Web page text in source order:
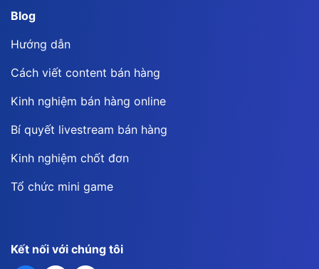
Blog
Hướng dẫn
Cách viết content bán hàng
Kinh nghiệm bán hàng online
Bí quyết livestream bán hàng
Kinh nghiệm chốt đơn
Tổ chức mini game
Kết nối với chúng tôi